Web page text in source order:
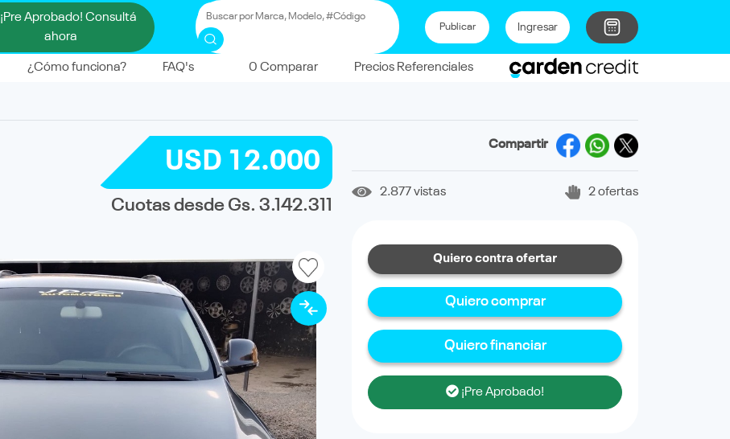
¡Pre Aprobado! Consultá
ahora
Publicar Ingresar
¿Cómo funciona? FAQ's 0 Comparar Precios Referenciales
USD 12.000
Cuotas desde Gs. 3.142.311
Compartir
2.877 vistas 2 ofertas
Quiero contra ofertar
Quiero comprar
Quiero financiar
¡Pre Aprobado!